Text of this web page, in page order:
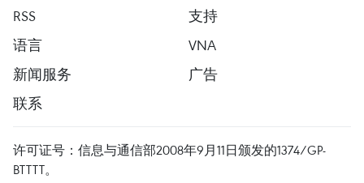
RSS
支持
语言
VNA
新闻服务
广告
联系
许可证号：信息与通信部2008年9月11日颁发的1374/GP-
BTTTT。